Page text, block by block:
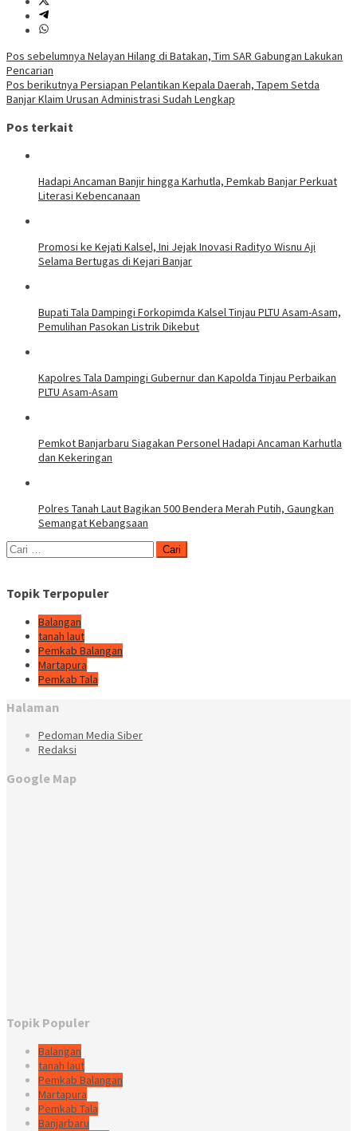
Navigasi
pos
Pos sebelumnya Nelayan Hilang di Batakan, Tim SAR Gabungan Lakukan
Pencarian
Pos berikutnya Persiapan Pelantikan Kepala Daerah, Tapem Setda
Banjar Klaim Urusan Administrasi Sudah Lengkap
Pos terkait
Hadapi Ancaman Banjir hingga Karhutla, Pemkab Banjar Perkuat
Literasi Kebencanaan
Promosi ke Kejati Kalsel, Ini Jejak Inovasi Radityo Wisnu Aji
Selama Bertugas di Kejari Banjar
Bupati Tala Dampingi Forkopimda Kalsel Tinjau PLTU Asam-Asam,
Pemulihan Pasokan Listrik Dikebut
Kapolres Tala Dampingi Gubernur dan Kapolda Tinjau Perbaikan
PLTU Asam-Asam
Pemkot Banjarbaru Siagakan Personel Hadapi Ancaman Karhutla
dan Kekeringan
Polres Tanah Laut Bagikan 500 Bendera Merah Putih, Gaungkan
Semangat Kebangsaan
Cari
untuk:
Topik Terpopuler
Balangan
tanah laut
Pemkab Balangan
Martapura
Pemkab Tala
Halaman
Pedoman Media Siber
Redaksi
Google Map
Topik Populer
Balangan
tanah laut
Pemkab Balangan
Martapura
Pemkab Tala
Banjarbaru